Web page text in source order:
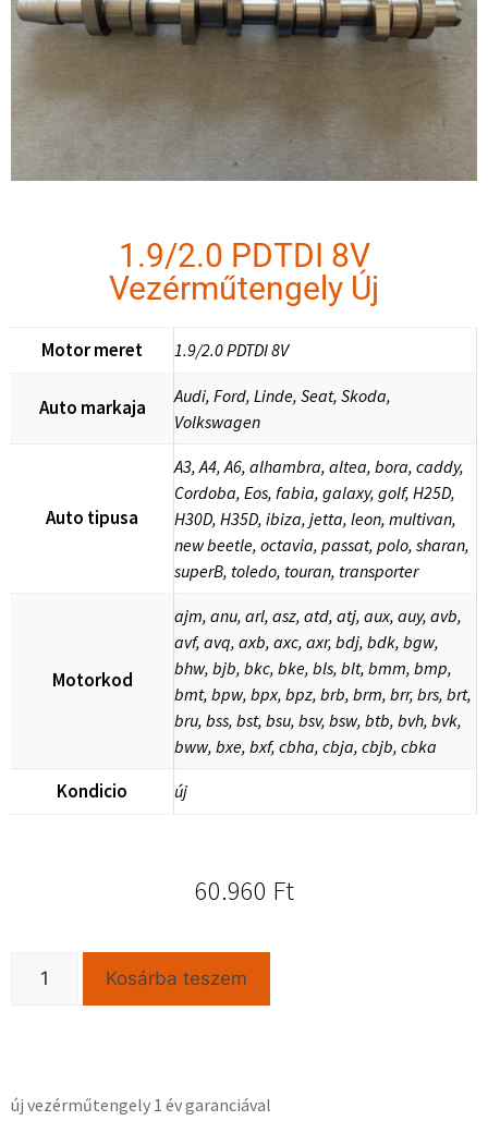
1.9/2.0 PDTDI 8V
Vezérműtengely Új
Motor meret 1.9/2.0 PDTDI 8V
Auto markaja
Audi, Ford, Linde, Seat, Skoda,
Volkswagen
Auto tipusa
A3, A4, A6, alhambra, altea, bora, caddy,
Cordoba, Eos, fabia, galaxy, golf, H25D,
H30D, H35D, ibiza, jetta, leon, multivan,
new beetle, octavia, passat, polo, sharan,
superB, toledo, touran, transporter
Motorkod
ajm, anu, arl, asz, atd, atj, aux, auy, avb,
avf, avq, axb, axc, axr, bdj, bdk, bgw,
bhw, bjb, bkc, bke, bls, blt, bmm, bmp,
bmt, bpw, bpx, bpz, brb, brm, brr, brs, brt,
bru, bss, bst, bsu, bsv, bsw, btb, bvh, bvk,
bww, bxe, bxf, cbha, cbja, cbjb, cbka
Kondicio új
60.960 Ft
Kosárba teszem
új vezérműtengely 1 év garanciával